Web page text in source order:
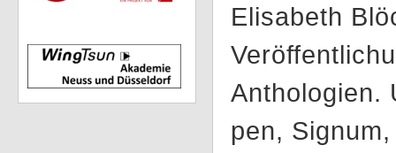
Elisabeth
Anthologien.
pen,